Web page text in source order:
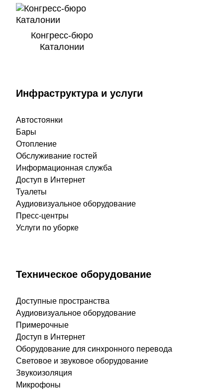
Конгресс-бюро
Каталонии
Инфраструктура и услуги
Автостоянки
Бары
Отопление
Обслуживание гостей
Информационная служба
Доступ в Интернет
Туалеты
Аудиовизуальное оборудование
Пресс-центры
Услуги по уборке
Техническое оборудование
Доступные пространства
Аудиовизуальное оборудование
Примерочные
Доступ в Интернет
Оборудование для синхронного перевода
Световое и звуковое оборудование
Звукоизоляция
Микрофоны